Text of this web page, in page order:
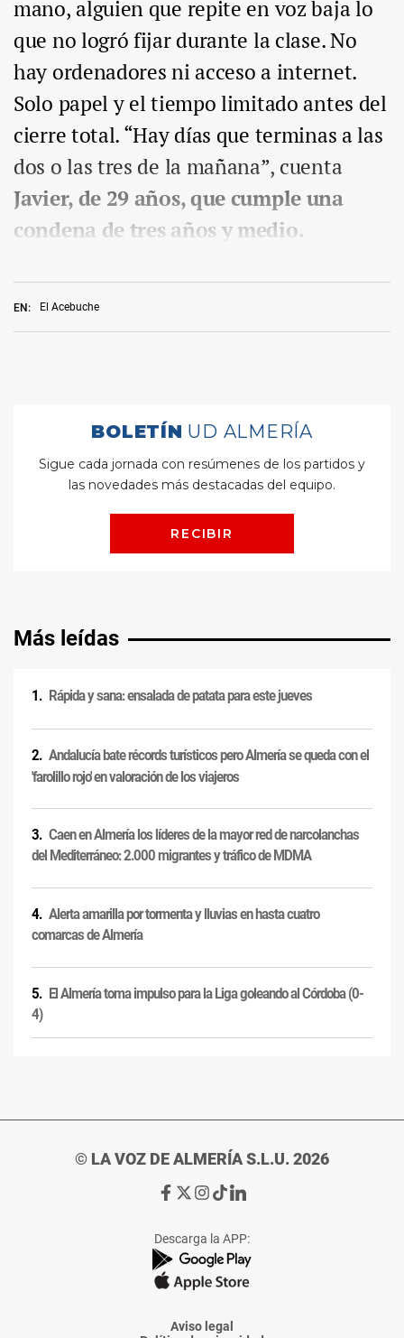
EN: El Acebuche
mano, alguien que repite en voz baja lo
que no logró fijar durante la clase. No
hay ordenadores ni acceso a internet.
Solo papel y el tiempo limitado antes del
cierre total. “Hay días que terminas a las
dos o las tres de la mañana”, cuenta
Javier, de 29 años, que cumple una
condena de tres años y medio.
Más leídas
Rápida y sana: ensalada de patata para este jueves
Andalucía bate récords turísticos pero Almería se queda con el
'farolillo rojo' en valoración de los viajeros
Caen en Almería los líderes de la mayor red de narcolanchas
del Mediterráneo: 2.000 migrantes y tráfico de MDMA
Alerta amarilla por tormenta y lluvias en hasta cuatro
comarcas de Almería
El Almería toma impulso para la Liga goleando al Córdoba (0-
4)
© LA VOZ DE ALMERÍA S.L.U. 2026
Ir
de
La
Voz
Almería
Ir
de
La
Voz
Almería
Ir
de
La
Voz
Almería
Ir
de
La
Voz
Almería
Ir
de
La
Voz
Descarga la APP:
Aviso legal